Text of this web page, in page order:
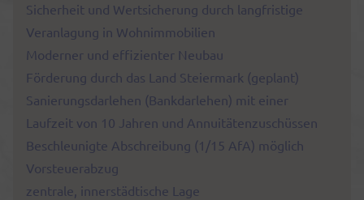
Sicherheit und Wertsicherung durch langfristige
Veranlagung in Wohnimmobilien
Moderner und effizienter Neubau
Förderung durch das Land Steiermark (geplant)
Sanierungsdarlehen (Bankdarlehen) mit einer
Laufzeit von 10 Jahren und Annuitätenzuschüssen
Beschleunigte Abschreibung (1/15 AfA) möglich
Vorsteuerabzug
zentrale, innerstädtische Lage